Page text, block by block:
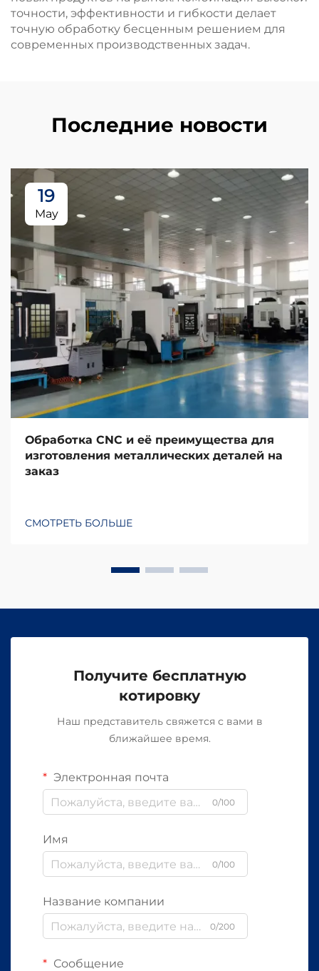
точности, эффективности и гибкости делает
точную обработку бесценным решением для
современных производственных задач.
Последние новости
19
May
Обработка CNC и её преимущества для
изготовления металлических деталей на
заказ
СМОТРЕТЬ БОЛЬШЕ
Получите бесплатную
котировку
Наш представитель свяжется с вами в
ближайшее время.
Электронная почта
0/100
Имя
0/100
Название компании
0/200
Сообщение